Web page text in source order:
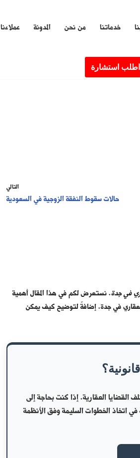
خدماتنا من نحن المدونة عملاءنا
اطلب استشارة
التالي
حالات سقوط النفقة الزوجية في السعودية
في جدة. نستعرض لكم في هذا المقال أهمية
في جدة. إضافةً لتوضيح كيف يمكن
القضايا العقارية. إذا كنت بحاجة إلى
اتخاذ الخطوات السليمة وفق الأنظمة